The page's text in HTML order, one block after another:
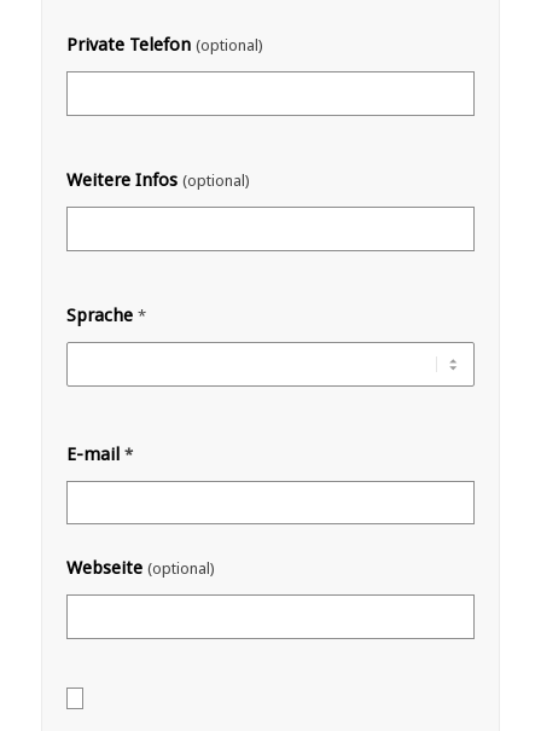
Private Telefon (optional)
Weitere Infos (optional)
Sprache *
E-mail *
Webseite (optional)